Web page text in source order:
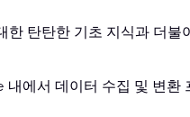
탄탄한 기초 지식과 더불
내에서 데이터 수집 및 변환